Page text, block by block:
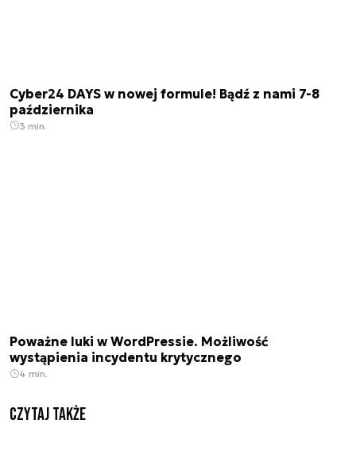
Cyber24 DAYS w nowej formule! Bądź z nami 7-8
października
3 min.
Poważne luki w WordPressie. Możliwość
wystąpienia incydentu krytycznego
4 min.
Czytaj także